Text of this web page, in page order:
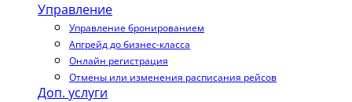
Управление
Управление бронированием
Апгрейд до бизнес-класса
Онлайн регистрация
Отмены или изменения расписания рейсов
Доп. услуги